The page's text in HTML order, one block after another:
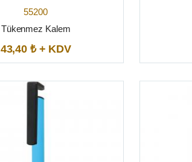
55200
Tükenmez Kalem
43,40 ₺ + KDV